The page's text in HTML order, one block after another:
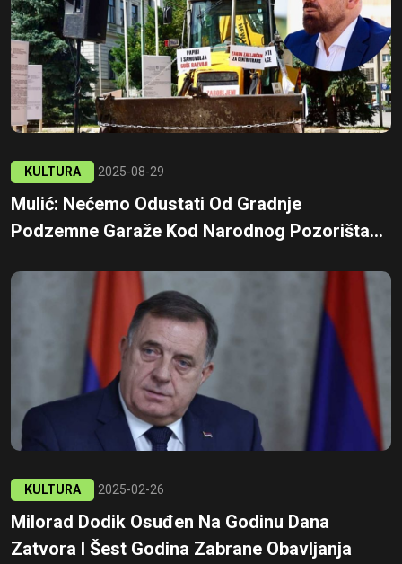
KULTURA 2025-08-29
Mulić: Nećemo Odustati Od Gradnje
Podzemne Garaže Kod Narodnog Pozorišta...
KULTURA 2025-02-26
Milorad Dodik Osuđen Na Godinu Dana
Zatvora I Šest Godina Zabrane Obavljanja